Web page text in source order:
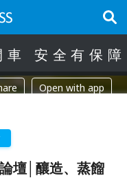
車 安 全 有 保 障
Open with app
壇│釀造、蒸餾